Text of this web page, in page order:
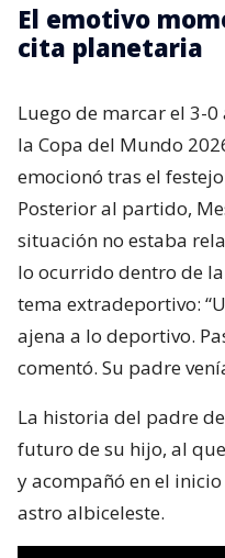
El emotivo
cita planetaria
Luego de marcar el 3-
la Copa del Mundo
emocionó tras el
Posterior al partido,
situación no estaba
lo ocurrido dentro de
tema extradeportivo:
ajena a lo deportivo.
comentó. Su padre
La historia del padre
futuro de su hijo, al
y acompañó en el
astro albiceleste.